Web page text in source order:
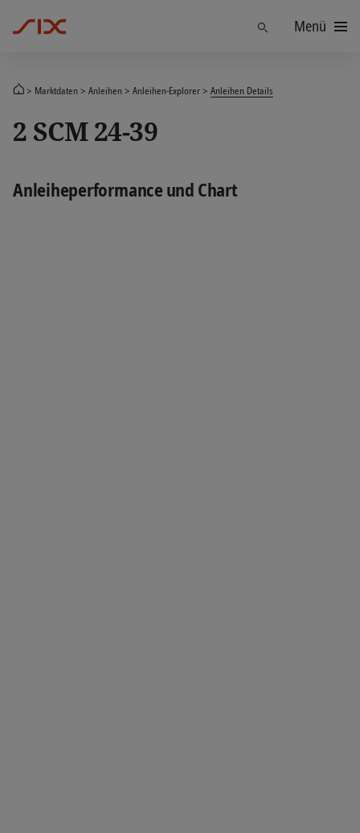
FindenMenü
Marktdaten Anleihen Anleihen-Explorer Anleihen Details
2 SCM 24-39
Anleiheperformance und Chart